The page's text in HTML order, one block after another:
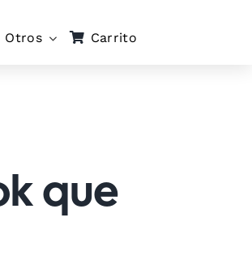
Otros Carrito
que